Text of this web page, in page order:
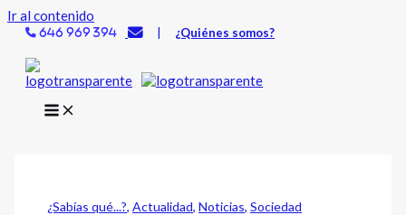
Ir al contenido
646 969 394 ¿Quiénes somos?
¿Sabías qué...?,Actualidad,Noticias,Sociedad